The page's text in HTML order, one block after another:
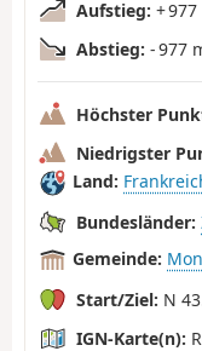
Aufstieg: + 977
Abstieg: - 977
Höchster
Niedrigster
Land:
Bundesländer:
Gemeinde:
Start/Ziel: N
IGN-Karte(n):